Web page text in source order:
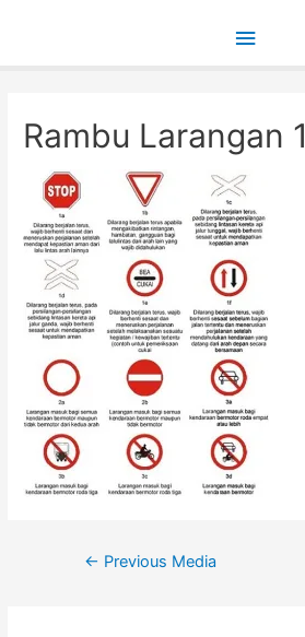
Main
Rambu Larangan 1
Post
← Previous Media